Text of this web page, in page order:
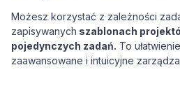
Możesz korzystać z zależności
zapisywanych szablonach
pojedynczych zadań. To
zaawansowane i intuicyjne